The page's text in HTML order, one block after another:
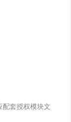
套授权模块文